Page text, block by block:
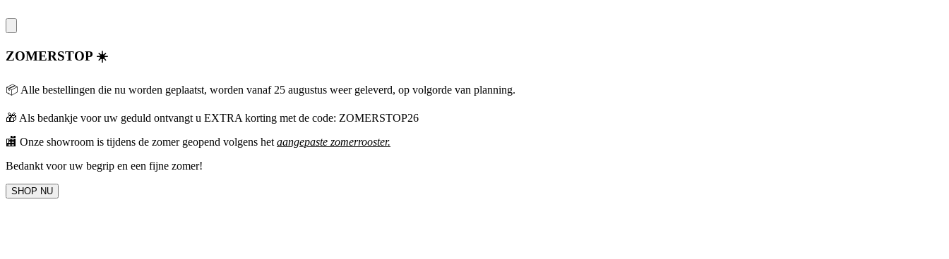
ZOMERSTOP ☀️
📦 Alle bestellingen die nu worden geplaatst, worden vanaf 25 augustus weer geleverd, op volgorde van planning.
🎁 Als bedankje voor uw geduld ontvangt u EXTRA korting met de code: ZOMERSTOP26
🏬 Onze showroom is tijdens de zomer geopend volgens hetaangepaste zomerrooster.
Bedankt voor uw begrip en een fijne zomer!
SHOP NU